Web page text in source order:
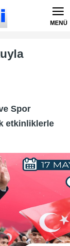
MENÜ
Spor
etkinliklerle